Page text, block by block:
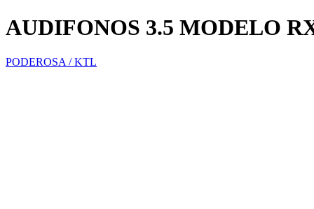
AUDIFONOS 3.5 MODELO
PODEROSA / KTL